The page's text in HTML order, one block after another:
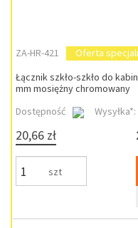
ZA-HR-421
Oferta
Łącznik szkło-szkło do
mm mosiężny chromowany
Dostępność
Wysyłka*:
20,66 zł
szt